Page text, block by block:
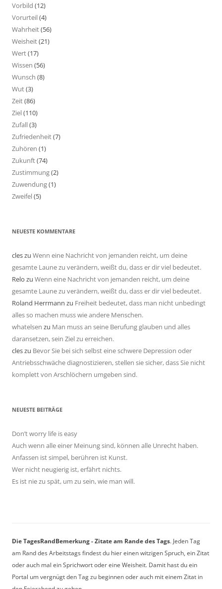
Vorbild (12)
Vorurteil(4)
Wahrheit(56)
Weisheit(21)
Wert(17)
Wissen (56)
Wunsch (8)
Wut(3)
Zeit(86)
Ziel(110)
Zufall(3)
Zufriedenheit(7)
Zuhören (1)
Zukunft(74)
Zustimmung(2)
Zuwendung(1)
Zweifel(5)
NEUESTE KOMMENTARE
cleszu Wenn eine Nachricht von jemanden reicht, um deine
gesamte Laune zu verändern, weißt du, dass er dir viel bedeutet.
Relo zu Wenn eine Nachricht von jemanden reicht, um deine
gesamte Laune zu verändern, weißt du, dass er dir viel bedeutet.
Roland Herrmann zu Freiheit bedeutet, dass man nicht unbedingt
alles so machen muss wie andere Menschen.
whatelsen zu Man muss an seine Berufung glauben und alles
daransetzen, sein Ziel zu erreichen.
cleszu Bevor Sie bei sich selbst eine schwere Depression oder
Antriebsschwäche diagnostizieren, stellen sie sicher, dass Sie nicht
komplett von Arschlöchern umgeben sind.
NEUESTE BEITRÄGE
Don’t worry life is easy
Auch wenn alle einer Meinung sind, können alle Unrecht haben.
Anfassen ist simpel, berühren ist Kunst.
Wer nicht neugierig ist, erfährt nichts.
Es ist nie zu spät, um zu sein, wie man will.
Die TagesRandBemerkung - Zitate am Rande des Tags. Jeden Tag
am Rand des Arbeitstags findest du hier einen witzigen Spruch, ein Zitat
oder auch mal ein Sprichwort oder eine Weisheit. Damit hast du ein
Portal um vergnügt den Tag zu beginnen oder auch mit einem Zitat in